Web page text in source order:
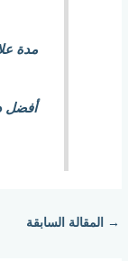
مدة
أفضل
→ المقالة السابقة